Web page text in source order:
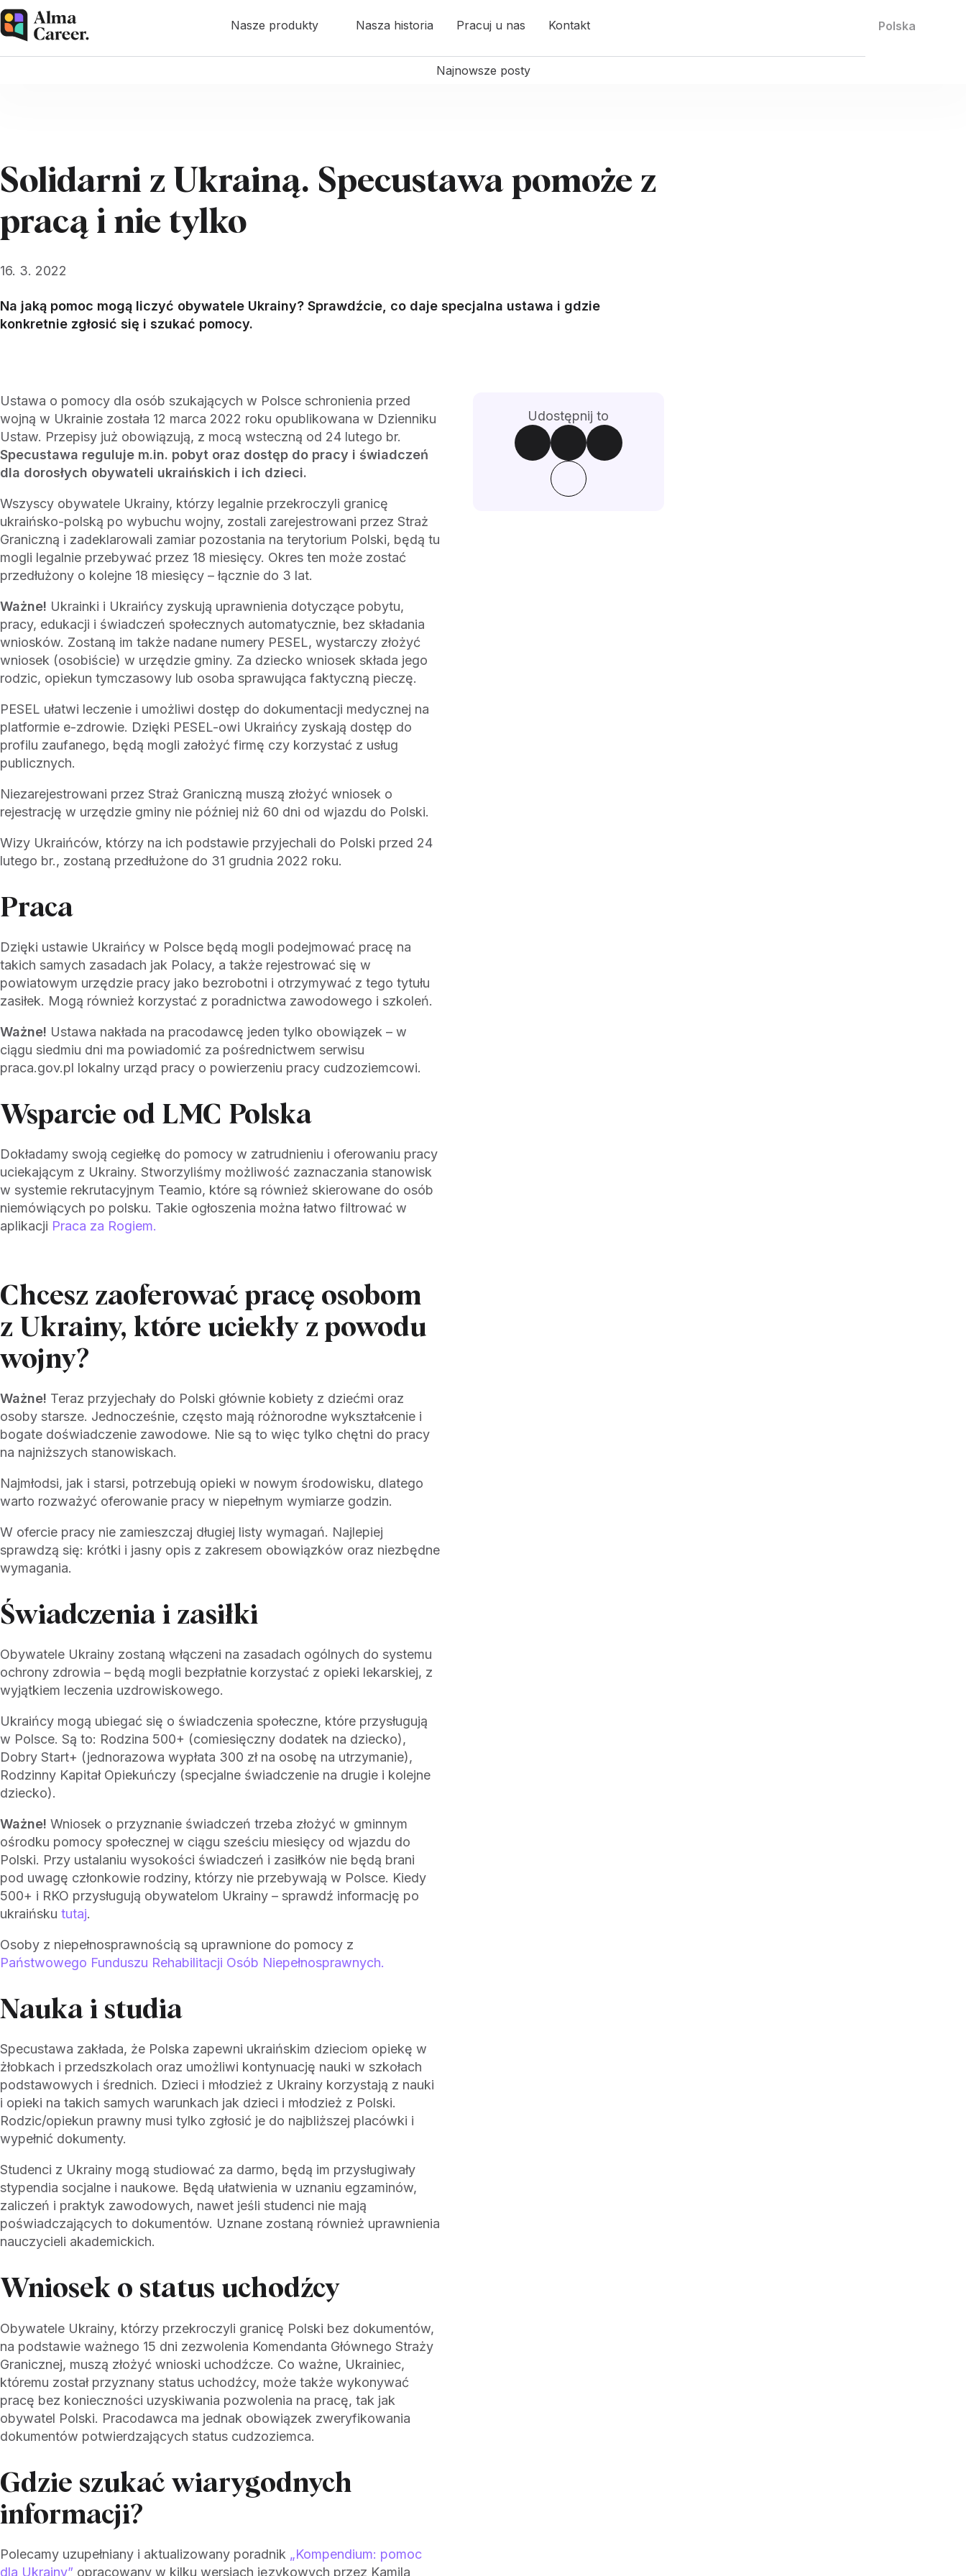
Nasze produkty Nasza historia Pracuj u nas Kontakt Polska
Najnowsze posty
Solidarni z Ukrainą. Specustawa pomoże z
pracą i nie tylko
16. 3. 2022
Na jaką pomoc mogą liczyć obywatele Ukrainy? Sprawdźcie, co daje specjalna ustawa i gdzie
konkretnie zgłosić się i szukać pomocy.
Ustawa o pomocy dla osób szukających w Polsce schronienia przed
wojną w Ukrainie została 12 marca 2022 roku opublikowana w Dzienniku
Ustaw. Przepisy już obowiązują, z mocą wsteczną od 24 lutego br.
Specustawa reguluje m.in. pobyt oraz dostęp do pracy i świadczeń
dla dorosłych obywateli ukraińskich i ich dzieci.
Wszyscy obywatele Ukrainy, którzy legalnie przekroczyli granicę
ukraińsko-polską po wybuchu wojny, zostali zarejestrowani przez Straż
Graniczną i zadeklarowali zamiar pozostania na terytorium Polski, będą tu
mogli legalnie przebywać przez 18 miesięcy. Okres ten może zostać
przedłużony o kolejne 18 miesięcy – łącznie do 3 lat.
Ważne! Ukrainki i Ukraińcy zyskują uprawnienia dotyczące pobytu,
pracy, edukacji i świadczeń społecznych automatycznie, bez składania
wniosków. Zostaną im także nadane numery PESEL, wystarczy złożyć
wniosek (osobiście) w urzędzie gminy. Za dziecko wniosek składa jego
rodzic, opiekun tymczasowy lub osoba sprawująca faktyczną pieczę.
PESEL ułatwi leczenie i umożliwi dostęp do dokumentacji medycznej na
platformie e-zdrowie. Dzięki PESEL-owi Ukraińcy zyskają dostęp do
profilu zaufanego, będą mogli założyć firmę czy korzystać z usług
publicznych.
Niezarejestrowani przez Straż Graniczną muszą złożyć wniosek o
rejestrację w urzędzie gminy nie później niż 60 dni od wjazdu do Polski.
Wizy Ukraińców, którzy na ich podstawie przyjechali do Polski przed 24
lutego br., zostaną przedłużone do 31 grudnia 2022 roku.
Praca
Dzięki ustawie Ukraińcy w Polsce będą mogli podejmować pracę na
takich samych zasadach jak Polacy, a także rejestrować się w
powiatowym urzędzie pracy jako bezrobotni i otrzymywać z tego tytułu
zasiłek. Mogą również korzystać z poradnictwa zawodowego i szkoleń.
Ważne! Ustawa nakłada na pracodawcę jeden tylko obowiązek – w
ciągu siedmiu dni ma powiadomić za pośrednictwem serwisu
praca.gov.pl lokalny urząd pracy o powierzeniu pracy cudzoziemcowi.
Wsparcie od LMC Polska
Dokładamy swoją cegiełkę do pomocy w zatrudnieniu i oferowaniu pracy
uciekającym z Ukrainy. Stworzyliśmy możliwość zaznaczania stanowisk
w systemie rekrutacyjnym Teamio, które są również skierowane do osób
niemówiących po polsku. Takie ogłoszenia można łatwo filtrować w
aplikacji Praca za Rogiem.
Chcesz zaoferować pracę osobom
z Ukrainy, które uciekły z powodu
wojny?
Ważne! Teraz przyjechały do Polski głównie kobiety z dziećmi oraz
osoby starsze. Jednocześnie, często mają różnorodne wykształcenie i
bogate doświadczenie zawodowe. Nie są to więc tylko chętni do pracy
na najniższych stanowiskach.
Najmłodsi, jak i starsi, potrzebują opieki w nowym środowisku, dlatego
warto rozważyć oferowanie pracy w niepełnym wymiarze godzin.
W ofercie pracy nie zamieszczaj długiej listy wymagań. Najlepiej
sprawdzą się: krótki i jasny opis z zakresem obowiązków oraz niezbędne
wymagania.
Świadczenia i zasiłki
Obywatele Ukrainy zostaną włączeni na zasadach ogólnych do systemu
ochrony zdrowia – będą mogli bezpłatnie korzystać z opieki lekarskiej, z
wyjątkiem leczenia uzdrowiskowego.
Ukraińcy mogą ubiegać się o świadczenia społeczne, które przysługują
w Polsce. Są to: Rodzina 500+ (comiesięczny dodatek na dziecko),
Dobry Start+ (jednorazowa wypłata 300 zł na osobę na utrzymanie),
Rodzinny Kapitał Opiekuńczy (specjalne świadczenie na drugie i kolejne
dziecko).
Ważne! Wniosek o przyznanie świadczeń trzeba złożyć w gminnym
ośrodku pomocy społecznej w ciągu sześciu miesięcy od wjazdu do
Polski. Przy ustalaniu wysokości świadczeń i zasiłków nie będą brani
pod uwagę członkowie rodziny, którzy nie przebywają w Polsce. Kiedy
500+ i RKO przysługują obywatelom Ukrainy – sprawdź informację po
ukraińsku tutaj.
Osoby z niepełnosprawnością są uprawnione do pomocy z
Państwowego Funduszu Rehabilitacji Osób Niepełnosprawnych.
Nauka i studia
Specustawa zakłada, że Polska zapewni ukraińskim dzieciom opiekę w
żłobkach i przedszkolach oraz umożliwi kontynuację nauki w szkołach
podstawowych i średnich. Dzieci i młodzież z Ukrainy korzystają z nauki
i opieki na takich samych warunkach jak dzieci i młodzież z Polski.
Rodzic/opiekun prawny musi tylko zgłosić je do najbliższej placówki i
wypełnić dokumenty.
Studenci z Ukrainy mogą studiować za darmo, będą im przysługiwały
stypendia socjalne i naukowe. Będą ułatwienia w uznaniu egzaminów,
zaliczeń i praktyk zawodowych, nawet jeśli studenci nie mają
poświadczających to dokumentów. Uznane zostaną również uprawnienia
nauczycieli akademickich.
Wniosek o status uchodźcy
Obywatele Ukrainy, którzy przekroczyli granicę Polski bez dokumentów,
na podstawie ważnego 15 dni zezwolenia Komendanta Głównego Straży
Granicznej, muszą złożyć wnioski uchodźcze. Co ważne, Ukrainiec,
któremu został przyznany status uchodźcy, może także wykonywać
pracę bez konieczności uzyskiwania pozwolenia na pracę, tak jak
obywatel Polski. Pracodawca ma jednak obowiązek zweryfikowania
dokumentów potwierdzających status cudzoziemca.
Gdzie szukać wiarygodnych
informacji?
Polecamy uzupełniany i aktualizowany poradnik „Kompendium: pomoc
dla Ukrainy” opracowany w kilku wersjach językowych przez Kamila
Udostępnij to